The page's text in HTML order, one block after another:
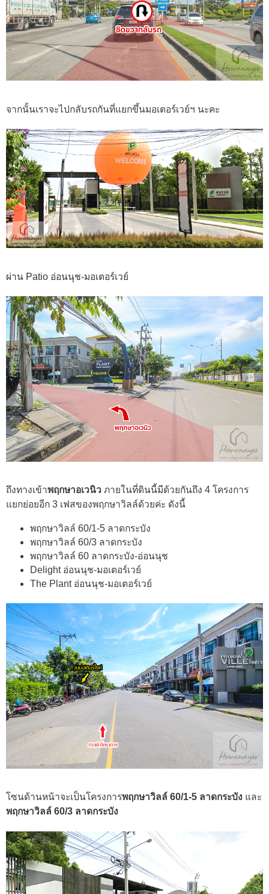
จากนั้นเราจะไปกลับรถกันที่แยกขึ้นมอเตอร์เวย์ฯ นะคะ
ผ่าน Patio อ่อนนุช-มอเตอร์เวย์
ถึงทางเข้าพฤกษาอเวนิว ภายในที่ดินนี้มีด้วยกันถึง 4 โครงการ
แยกย่อยอีก 3 เฟสของพฤกษาวิลล์ด้วยค่ะ ดังนี้
พฤกษาวิลล์ 60/1-5 ลาดกระบัง
พฤกษาวิลล์ 60/3 ลาดกระบัง
พฤกษาวิลล์ 60 ลาดกระบัง-อ่อนนุช
Delight อ่อนนุช-มอเตอร์เวย์
The Plant อ่อนนุช-มอเตอร์เวย์
โซนด้านหน้าจะเป็นโครงการพฤกษาวิลล์ 60/1-5 ลาดกระบัง และ
พฤกษาวิลล์ 60/3 ลาดกระบัง